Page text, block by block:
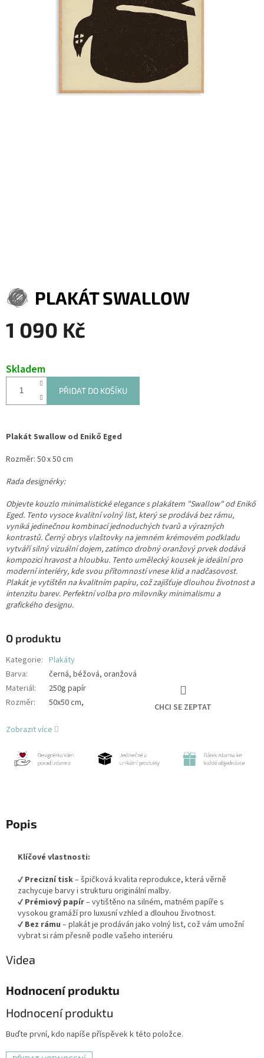
PLAKÁT SWALLOW
1 090 Kč
Skladem
PŘIDAT DO KOŠÍKU
Plakát Swallow od Enikő Eged
Rozměr: 50 x 50 cm
Rada designérky:
Objevte kouzlo minimalistické elegance s plakátem "Swallow" od Enikő
Eged. Tento vysoce kvalitní volný list, který se prodává bez rámu,
vyniká jedinečnou kombinací jednoduchých tvarů a výrazných
kontrastů. Černý obrys vlaštovky na jemném krémovém podkladu
vytváří silný vizuální dojem, zatímco drobný oranžový prvek dodává
kompozici hravost a hloubku. Tento umělecký kousek je ideální pro
moderní interiéry, kde svou přítomností vnese klid a nadčasovost.
Plakát je vytištěn na kvalitním papíru, což zajišťuje dlouhou životnost a
intenzitu barev. Perfektní volba pro milovníky minimalismu a
grafického designu.
O produktu
Kategorie: Plakáty
Barva:
černá, béžová, oranžová
Materiál:
250g papír
Rozměr: 50x50 cm,
CHCI SE ZEPTAT
Zobrazit více
Popis
Klíčové vlastnosti:
✔ Precizní tisk– špičková kvalita reprodukce, která věrně
zachycuje barvy i strukturu originální malby.
✔ Prémiový papír– vytištěno na silném, matném papíře s
vysokou gramáží pro luxusní vzhled a dlouhou životnost.
✔ Bez rámu – plakát je prodáván jako volný list, což vám umožní
vybrat si rám přesně podle vašeho interiéru
Videa
Hodnocení produktu
Hodnocení produktu
Buďte první, kdo napíše příspěvek k této položce.